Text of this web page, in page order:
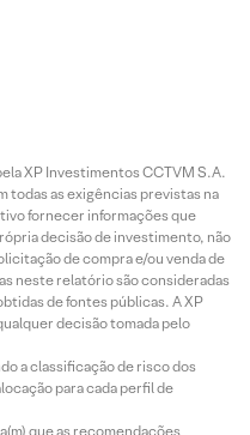
XP Investimentos CCTVM S.A.
todas as exigências previstas na
fornecer informações que
decisão de investimento, não
de compra e/ou venda de
neste relatório são consideradas
de fontes públicas. A XP
decisão tomada pelo
a classificação de risco dos
para cada perfil de
que as recomendações